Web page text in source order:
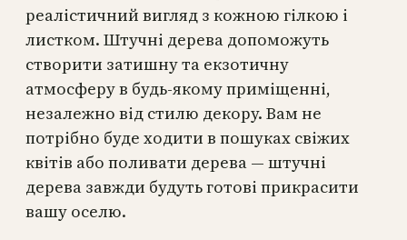
реалістичний вигляд з кожною гілкою і
листком. Штучні дерева допоможуть
створити затишну та екзотичну
атмосферу в будь-якому приміщенні,
незалежно від стилю декору. Вам не
потрібно буде ходити в пошуках свіжих
квітів або поливати дерева — штучні
дерева завжди будуть готові прикрасити
вашу оселю.